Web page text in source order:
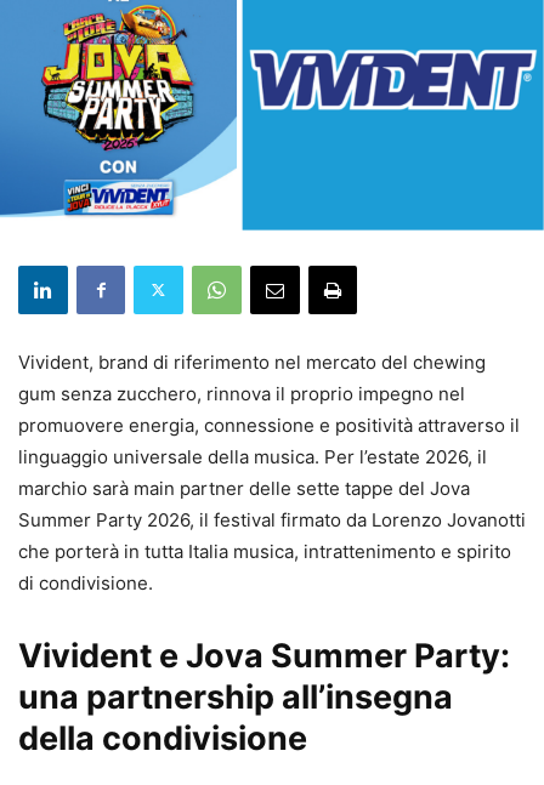
Vivident, brand di riferimento nel mercato del chewing
gum senza zucchero, rinnova il proprio impegno nel
promuovere energia, connessione e positività attraverso il
linguaggio universale della musica. Per l’estate 2026, il
marchio sarà main partner delle sette tappe del Jova
Summer Party 2026, il festival firmato da Lorenzo Jovanotti
che porterà in tutta Italia musica, intrattenimento e spirito
di condivisione.
Vivident e Jova Summer Party:
una partnership all’insegna
della condivisione